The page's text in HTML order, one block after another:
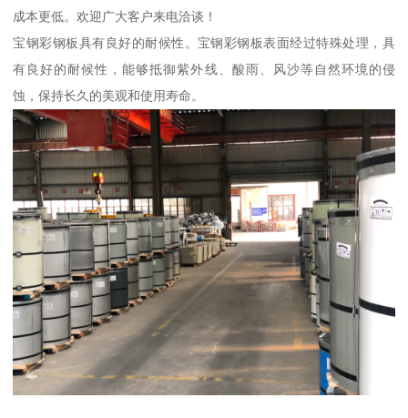
成本更低。欢迎广大客户来电洽谈！
宝钢彩钢板具有良好的耐候性。宝钢彩钢板表面经过特殊处理，具
有良好的耐候性，能够抵御紫外线、酸雨、风沙等自然环境的侵
蚀，保持长久的美观和使用寿命。